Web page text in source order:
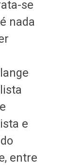
se
nada
e
entre